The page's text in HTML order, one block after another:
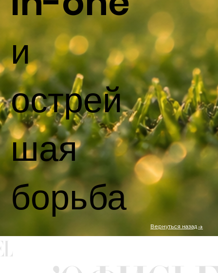
и
острей
шая
борьба
Вернуться назад→